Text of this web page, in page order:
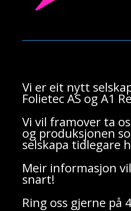
Vi er eit nytt
Folietec AS og A1
Vi vil framover ta
og produksjonen
selskapa tidlegare
Meir informasjon
snart!
Ring oss gjerne på